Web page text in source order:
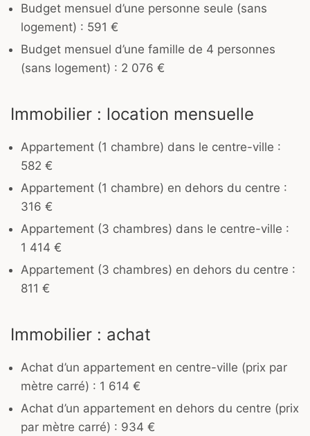
Budget mensuel d’une personne seule (sans
logement) : 591 €
Budget mensuel d’une famille de 4 personnes
(sans logement) : 2 076 €
Immobilier : location mensuelle
Appartement (1 chambre) dans le centre-ville :
582 €
Appartement (1 chambre) en dehors du centre :
316 €
Appartement (3 chambres) dans le centre-ville :
1 414 €
Appartement (3 chambres) en dehors du centre :
811 €
Immobilier : achat
Achat d’un appartement en centre-ville (prix par
mètre carré) : 1 614 €
Achat d’un appartement en dehors du centre (prix
par mètre carré) : 934 €